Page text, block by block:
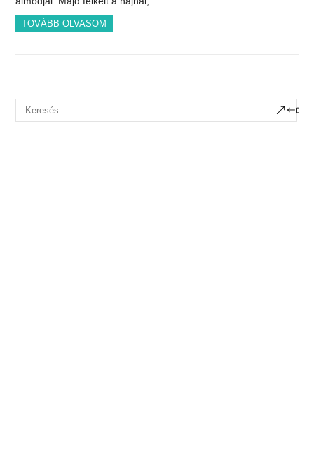
TOVÁBB OLVASOM